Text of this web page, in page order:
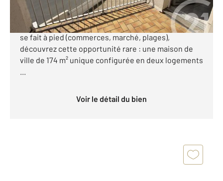
Century 21 Grand Large vous propose en exclusivité
- Située en plein cœur de Royan, où absolument tout
se fait à pied (commerces, marché, plages),
découvrez cette opportunité rare : une maison de
ville de 174 m² unique configurée en deux logements
...
Voir le détail du bien